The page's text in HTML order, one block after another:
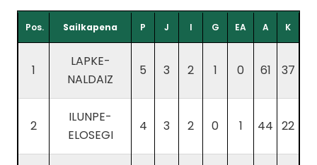
Pos. Sailkapena P J I G EA A K
1
LAPKE-
NALDAIZ
5 3 2 1 0 61 37
2
ILUNPE-
ELOSEGI
4 3 2 0 1 44 22